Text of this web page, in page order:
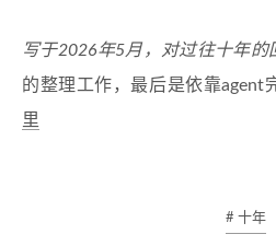
写于2026年5月，对过往十年的
的整理工作，最后是依靠agent
里
# 十年